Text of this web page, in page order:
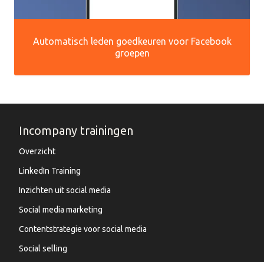
Automatisch leden goedkeuren voor Facebook
groepen
Incompany trainingen
Overzicht
LinkedIn Training
Inzichten uit social media
Social media marketing
Contentstrategie voor social media
Social selling